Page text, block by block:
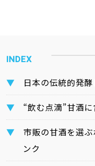
日本の伝統的発
“飲む点滴”甘酒
市販の甘酒を選
ンク